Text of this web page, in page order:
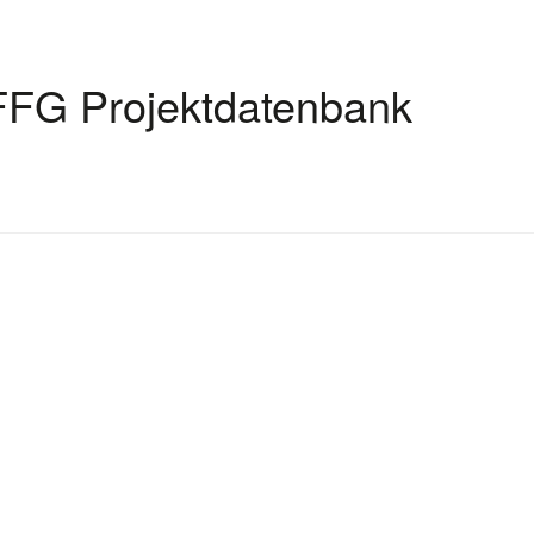
Projektdatenbank